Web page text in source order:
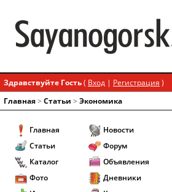
Здравствуйте Гость( Вход | Регистрация )
Главная> Статьи > Экономика
Главная
Статьи
Каталог
Фото
Новости
Форум
Объявления
Дневники